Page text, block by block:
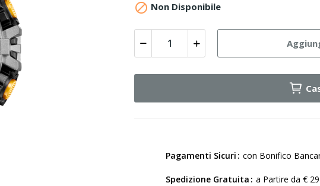
 Non Disponibile
Pagamenti Sicuri con Bonifico
Spedizione Gratuita a Partire da € 29